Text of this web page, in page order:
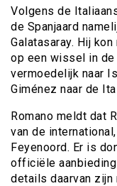
Volgens de
de Spanjaard
Galatasaray. Hij
op een wissel in de
vermoedelijk naar
Giménez naar de
Romano meldt dat
van de
Feyenoord. Er is
officiële
details daarvan zijn